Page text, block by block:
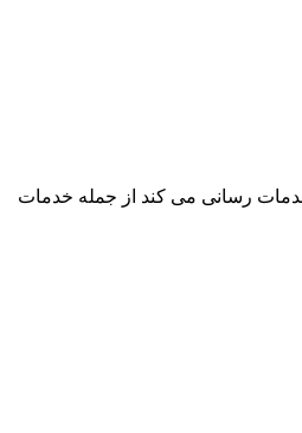
رسانی می کند از جمله خدمات